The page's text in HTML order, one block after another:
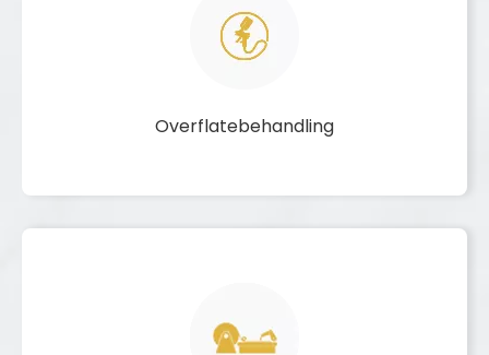
Overflatebehandling